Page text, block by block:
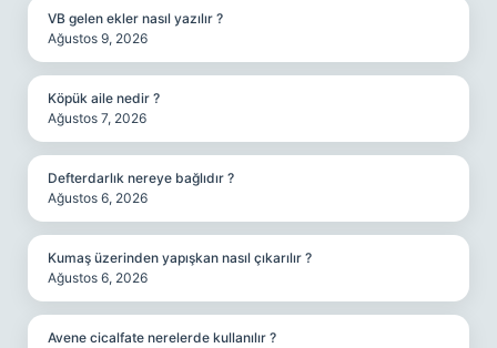
VB gelen ekler nasıl yazılır ?
Ağustos 9, 2026
Köpük aile nedir ?
Ağustos 7, 2026
Defterdarlık nereye bağlıdır ?
Ağustos 6, 2026
Kumaş üzerinden yapışkan nasıl çıkarılır ?
Ağustos 6, 2026
Avene cicalfate nerelerde kullanılır ?